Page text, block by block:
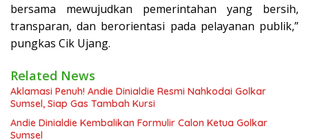
bersama mewujudkan pemerintahan yang bersih,
transparan, dan berorientasi pada pelayanan publik,”
pungkas Cik Ujang.
Related News
Aklamasi Penuh! Andie Dinialdie Resmi Nahkodai Golkar
Sumsel, Siap Gas Tambah Kursi
Andie Dinialdie Kembalikan Formulir Calon Ketua Golkar
Sumsel